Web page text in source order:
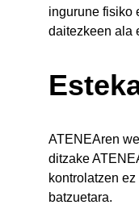
ingurune fisiko
daitezkeen ala
ATENEAren
ditzake
kontrolatzen
batzuetara.